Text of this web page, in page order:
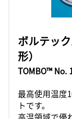
ボルテッ
形）
TOMBO™ No.
最高使用温度
トです。